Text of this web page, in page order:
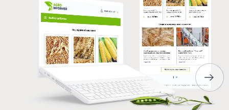
О НАС
УСЛУГИ
ПОРТФОЛИО
БРИФЫ
КАРЬЕРА
БЛОГ